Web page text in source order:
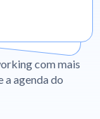
com mais
a agenda do